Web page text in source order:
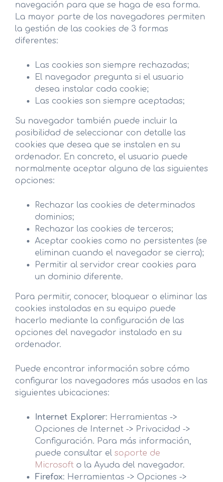
navegación para que se haga de esa forma.
La mayor parte de los navegadores permiten
la gestión de las cookies de 3 formas
diferentes:
Las cookies son siempre rechazadas;
El navegador pregunta si el usuario
desea instalar cada cookie;
Las cookies son siempre aceptadas;
Su navegador también puede incluir la
posibilidad de seleccionar con detalle las
cookies que desea que se instalen en su
ordenador. En concreto, el usuario puede
normalmente aceptar alguna de las siguientes
opciones:
Rechazar las cookies de determinados
dominios;
Rechazar las cookies de terceros;
Aceptar cookies como no persistentes (se
eliminan cuando el navegador se cierra);
Permitir al servidor crear cookies para
un dominio diferente.
Para permitir, conocer, bloquear o eliminar las
cookies instaladas en su equipo puede
hacerlo mediante la configuración de las
opciones del navegador instalado en su
ordenador.
Puede encontrar información sobre cómo
configurar los navegadores más usados en las
siguientes ubicaciones:
Internet Explorer: Herramientas ->
Opciones de Internet -> Privacidad ->
Configuración. Para más información,
puede consultar el soporte de
Microsoft o la Ayuda del navegador.
Firefox: Herramientas -> Opciones ->